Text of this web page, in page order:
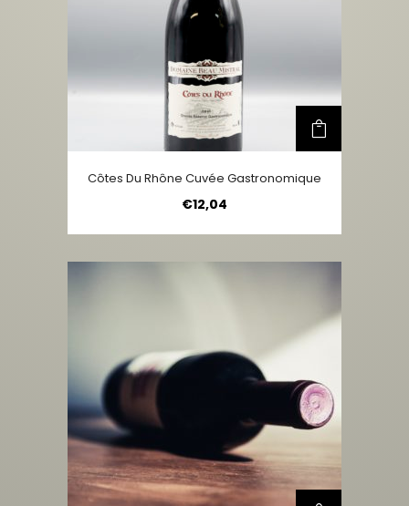
Côtes Du Rhône Cuvée Gastronomique
€12,04